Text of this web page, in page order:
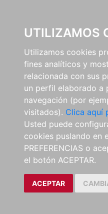
UTILIZAMOS
Utilizamos cookies
fines analíticos y
relacionada con sus
un perfil elaborado a
navegación (por
visitados). Clica aquí
Usted puede
cookies puslando en
PREFERENCIAS o
el botón ACEPTAR.
ACEPTAR